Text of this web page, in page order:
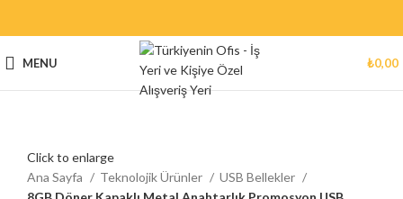
MENU ₺0,00
Click to enlarge
Ana Sayfa
Teknolojik Ürünler
USB Bellekler